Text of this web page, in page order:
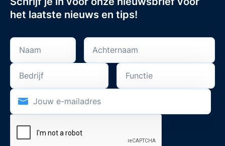
het laatste nieuws en tips!